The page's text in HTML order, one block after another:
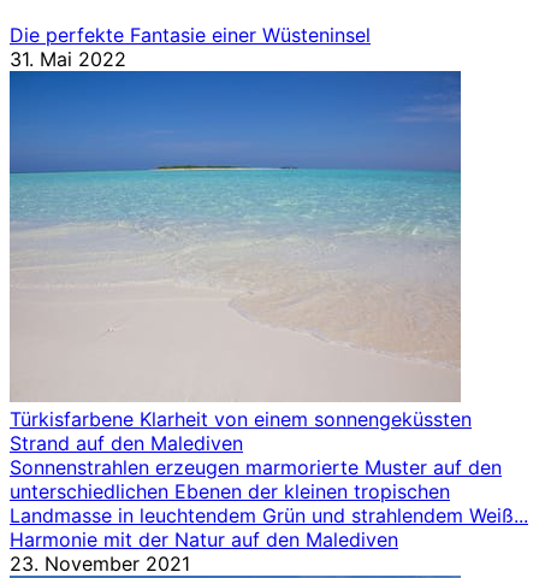
Die perfekte Fantasie einer Wüsteninsel
31. Mai 2022
Türkisfarbene Klarheit von einem sonnengeküssten
Strand auf den Malediven
Sonnenstrahlen erzeugen marmorierte Muster auf den
unterschiedlichen Ebenen der kleinen tropischen
Landmasse in leuchtendem Grün und strahlendem Weiß...
Harmonie mit der Natur auf den Malediven
23. November 2021